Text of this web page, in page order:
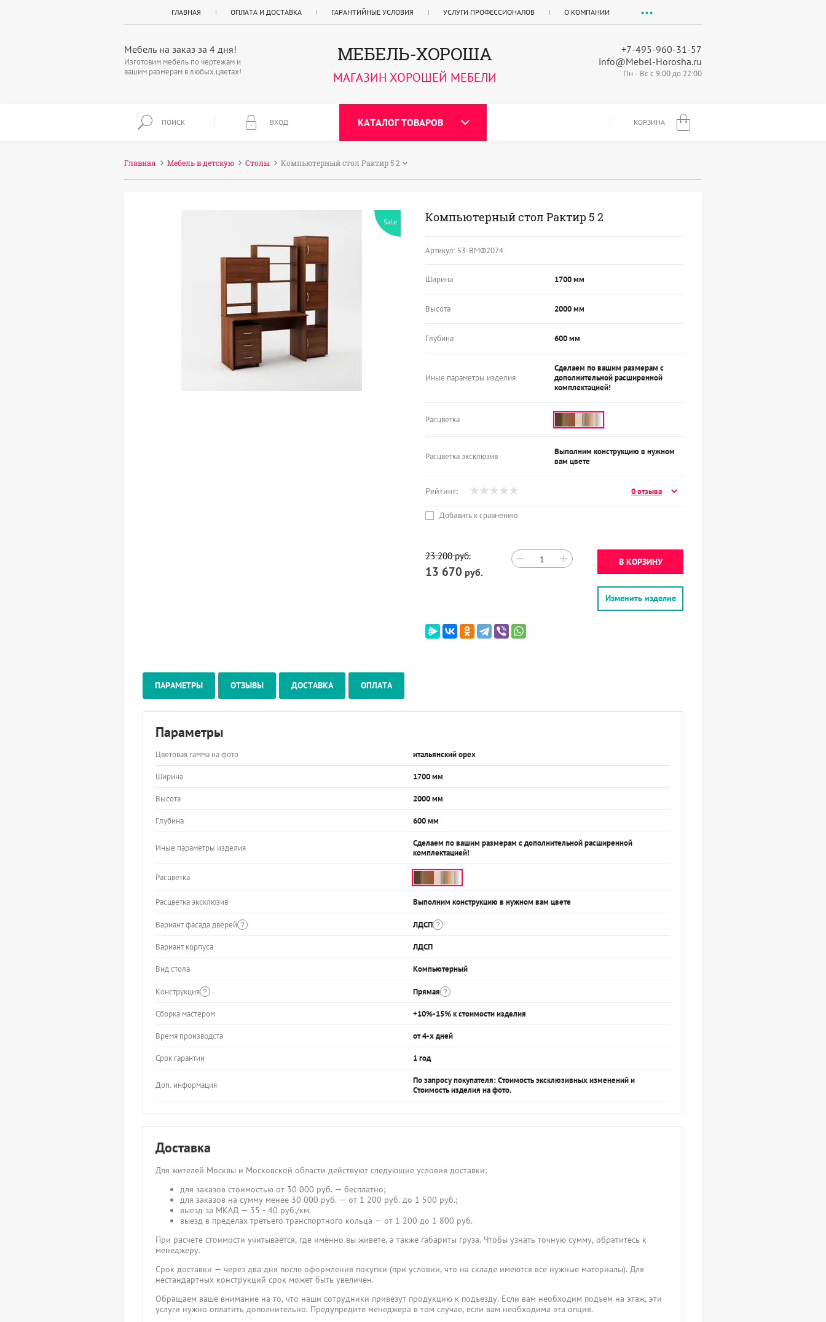
ГЛАВНАЯ ОПЛАТА И ДОСТАВКА ГАРАНТИЙНЫЕ УСЛОВИЯ УСЛУГИ ПРОФЕССИОНАЛОВ О КОМПАНИИ
Мебель на заказ за 4 дня!
Изготовим мебель по чертежам и
вашим размерам в любых цветах!
МЕБЕЛЬ-ХОРОША
МАГАЗИН ХОРОШЕЙ МЕБЕЛИ
+7-495-960-31-57
info@Mebel-Horosha.ru
Пн - Вс с 9:00 до 22:00
ПОИСК ВХОД КАТАЛОГ ТОВАРОВ КОРЗИНА
Главная Мебель в детскую Столы Компьютерный стол Рактир 5 2
Sale Компьютерный стол Рактир 5 2
Артикул: 53-ВМФ2074
Ширина 1700 мм
Высота 2000 мм
Глубина 600 мм
Иные параметры изделия
Сделаем по вашим размерам с
дополнительной расширенной
комплектацией!
Расцветка
Расцветка эксклюзив
Выполним конструкцию в нужном
вам цвете
Рейтинг: 0 отзыва
Добавить к сравнению
23 200руб.
13 670 руб.
− +
Изменить изделие
В КОРЗИНУ
ПАРАМЕТРЫ ОТЗЫВЫ ДОСТАВКА ОПЛАТА
Параметры
Цветовая гамма на фото итальянский орех
Ширина 1700 мм
Высота 2000 мм
Глубина 600 мм
Иные параметры изделия
Сделаем по вашим размерам с дополнительной расширенной
комплектацией!
Расцветка
Расцветка эксклюзив Выполним конструкцию в нужном вам цвете
Вариант фасада дверей ЛДСП
Вариант корпуса ЛДСП
Вид стола Компьютерный
Конструкция Прямая
Сборка мастером +10%-15% к стоимости изделия
Время производста от 4-х дней
Срок гарантии 1 год
Доп. информация
По запросу покупателя: Стоимость эксклюзивных изменений и
Стоимость изделия на фото.
Доставка
Для жителей Москвы и Московской области действуют следующие условия доставки:
для заказов стоимостью от 30 000 руб. — бесплатно;
для заказов на сумму менее 30 000 руб. — от 1 200 руб. до 1 500 руб.;
выезд за МКАД — 35 - 40 руб./км.
выезд в пределах третьего транспортного кольца — от 1 200 до 1 800 руб.
При расчете стоимости учитывается, где именно вы живете, а также габариты груза. Чтобы узнать точную сумму, обратитесь к
менеджеру.
Срок доставки — через два дня после оформления покупки (при условии, что на складе имеются все нужные материалы). Для
нестандартных конструкций срок может быть увеличен.
Обращаем ваше внимание на то, что наши сотрудники привезут продукцию к подъезду. Если вам необходим подъем на этаж, эти
услуги нужно оплатить дополнительно. Предупредите менеджера в том случае, если вам необходима эта опция.